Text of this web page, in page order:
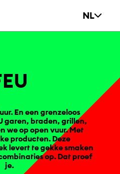
NL
En een grenzeloos
garen, braden, grillen,
we op open vuur. Met
producten. Deze
levert te gekke smaken
op. Dat proef
je.